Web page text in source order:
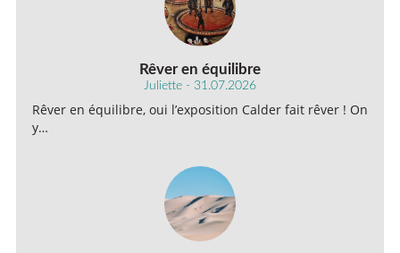
Rêver en équilibre
Juliette - 31.07.2026
Rêver en équilibre, oui l’exposition Calder fait rêver ! On
y…